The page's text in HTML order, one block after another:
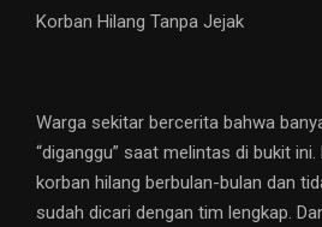
Korban Hilang Tanpa Jejak
Warga sekitar bercerita bahwa
“diganggu” saat melintas di bukit
korban hilang berbulan-bulan dan
sudah dicari dengan tim lengkap.